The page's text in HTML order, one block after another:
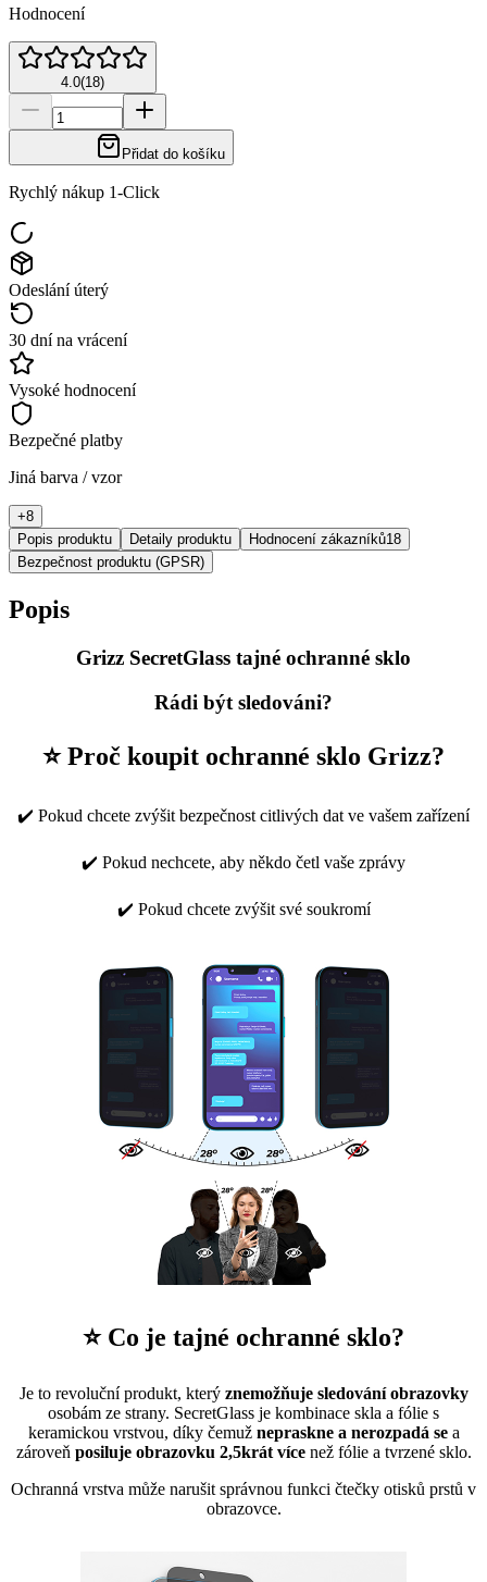
Hodnocení
4.0(18)
Přidat do košíku
Rychlý nákup 1-Click
Odeslání úterý
30 dní na vrácení
Vysoké hodnocení
Bezpečné platby
Jiná barva / vzor
+8
Popis produktu
Detaily produktu Hodnocení zákazníků18
Bezpečnost produktu (GPSR)
Popis
Grizz SecretGlass tajné ochranné sklo
Rádi být sledováni?
⭐ Proč koupit ochranné sklo Grizz?
✔️ Pokud chcete zvýšit bezpečnost citlivých dat ve vašem zařízení
✔️ Pokud nechcete, aby někdo četl vaše zprávy
✔️ Pokud chcete zvýšit své soukromí
⭐ Co je tajné ochranné sklo?
Je to revoluční produkt, který znemožňuje sledování obrazovky
osobám ze strany. SecretGlass je kombinace skla a fólie s
keramickou vrstvou, díky čemuž nepraskne a nerozpadá sea
zároveň posiluje obrazovku 2,5krát vícenež fólie a tvrzené sklo.
Ochranná vrstva může narušit správnou funkci čtečky otisků prstů v
obrazovce.